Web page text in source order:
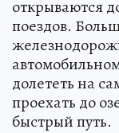
открываются
поездов.
долететь на
проехать до
быстрый путь.